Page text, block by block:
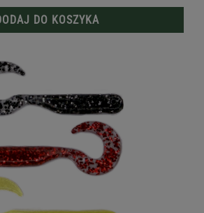
DO KOSZYKA